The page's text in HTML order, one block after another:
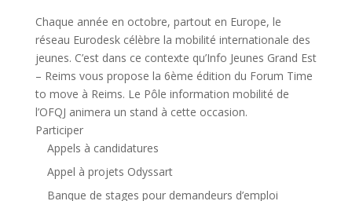
Chaque année en octobre, partout en Europe, le
réseau Eurodesk célèbre la mobilité internationale des
jeunes. C’est dans ce contexte qu’Info Jeunes Grand Est
– Reims vous propose la 6ème édition du Forum Time
to move à Reims. Le Pôle information mobilité de
l’OFQJ animera un stand à cette occasion.
Participer
Appels à candidatures
Appel à projets Odyssart
Banque de stages pour demandeurs d’emploi